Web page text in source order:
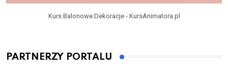
Kurs Balonowe Dekoracje - KursAnimatora.pl
PARTNERZY PORTALU